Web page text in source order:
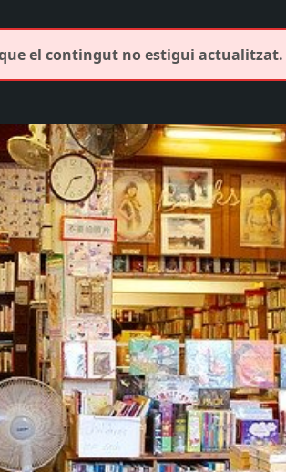
el contingut no estigui actualitzat.